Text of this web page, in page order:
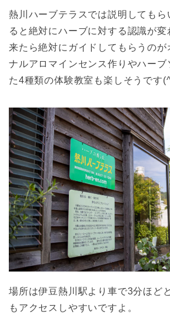
熱川ハーブテラスでは説明してもら
ると絶対にハーブに対する認識が
来たら絶対にガイドしてもらうのが
ナルアロマインセンス作りやハーブ
た4種類の体験教室も楽しそうです
場所は伊豆熱川駅より車で3分ほど
もアクセスしやすいですよ。